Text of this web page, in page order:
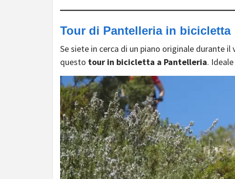
Tour di Pantelleria in bicicletta
Se siete in cerca di un piano originale durante
questo tour in bicicletta a Pantelleria.